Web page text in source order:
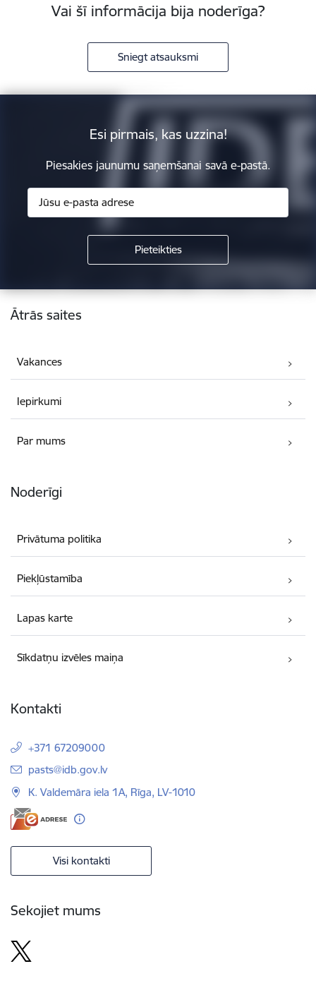
Vai šī informācija bija noderīga?
Sniegt atsauksmi
Esi pirmais, kas uzzina!
Piesakies jaunumu saņemšanai savā e-pastā.
Kājene
Ātrās saites
Vakances
Iepirkumi
Par mums
Noderīgi
Privātuma politika
Piekļūstamība
Lapas karte
Sīkdatņu izvēles maiņa
Kontakti
+371 67209000
E-pasts:
pasts@idb.gov.lv
K. Valdemāra iela 1A, Rīga, LV-1010
Visi kontakti
Sekojiet mums